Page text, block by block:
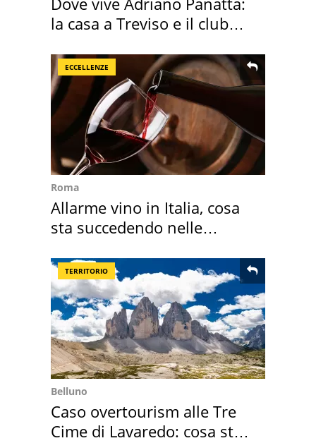
la casa a Treviso e il club
ECCELLENZE
Roma
Allarme vino in Italia, cosa
sta succedendo nelle
TERRITORIO
Belluno
Caso overtourism alle Tre
Cime di Lavaredo: cosa sta